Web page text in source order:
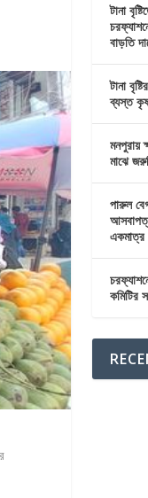
টানা
বাড়তি
টানা
ব্যস্ত
মনপুরায়
মাঝে
পারুল
একমাত্র
কমিটির